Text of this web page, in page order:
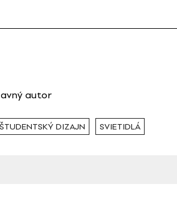
autor
ŠTUDENTSKÝ DIZAJN SVIETIDLÁ